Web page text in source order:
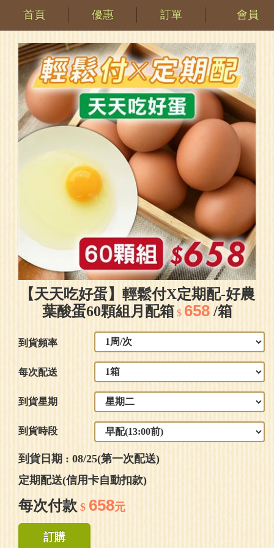
首頁 優惠 訂單 會員
【天天吃好蛋】輕鬆付X定期配-好農
葉酸蛋60顆組月配箱 $ 658/箱
到貨頻率
每次配送
到貨星期
到貨時段
到貨日期 : 08/25(第一次配送)
定期配送(信用卡自動扣款)
每次付款 $ 658元